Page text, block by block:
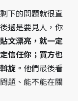
下的問題就很直
還是要見人，你
文漂亮，就一定
信任你；買方也
旋。 他們最後看
題、能不能在關